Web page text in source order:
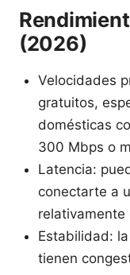
(2026)
Velocidades
gratuitos,
domésticas
300 Mbps o
Latencia:
conectarte a
relativamente
Estabilidad:
tienen